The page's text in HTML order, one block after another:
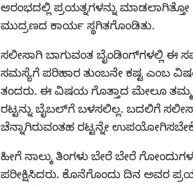
ಆರಂಭದಲ್ಲಿ ಪ್ರಯತ್ನಗಳನ್ನು
ಮುದ್ರಣದ ಕಾರ್ಯ ಸ್ಥಗಿತಗೊಂಡಿತು.
ಸಲೀಸಾಗಿ ಬಾಗುವಂತ ಬೈಂಡಿಂಗ್‌ಗಳಲ್ಲಿ ಈ
ಸಮಸ್ಯೆಗೆ ಪರಿಹಾರ ತುಂಬನೇ ಕಷ್ಟ ಎಂಬ
ತಂದರು. ಈ ವಿಷಯ ಗೊತ್ತಾದ ಮೇಲೂ ತಮ್ಮ
ರಟ್ಟನ್ನು ಬೈಬಲ್‌ಗೆ ಬಳಸಲಿಲ್ಲ. ಬದಲಿಗೆ
ಚೆನ್ನಾಗಿರುವಂತಹ ರಟ್ಟನ್ನೇ
ಹೀಗೆ ನಾಲ್ಕು ತಿಂಗಳು ಬೇರೆ ಬೇರೆ
ಪರೀಕ್ಷಿಸಿದರು. ಕೊನೆಗೊಂದು ದಿನ ಅವರ